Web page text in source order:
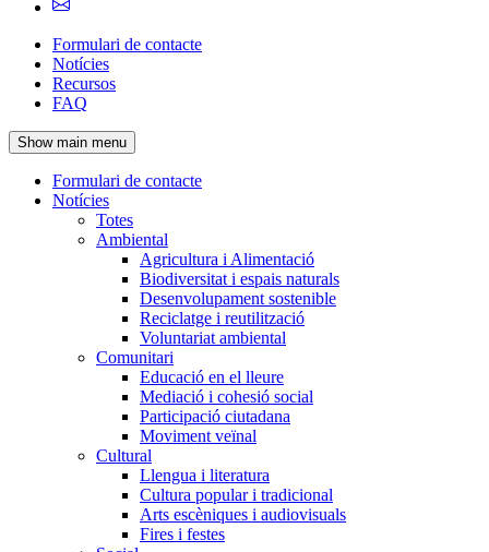
Navegació
principal
de
l'encapçalament
Formulari de contacte
Notícies
Recursos
FAQ
Show main menu
Navegació
principal
Formulari de contacte
Notícies
Totes
Ambiental
Agricultura i Alimentació
Biodiversitat i espais naturals
Desenvolupament sostenible
Reciclatge i reutilització
Voluntariat ambiental
Comunitari
Educació en el lleure
Mediació i cohesió social
Participació ciutadana
Moviment veïnal
Cultural
Llengua i literatura
Cultura popular i tradicional
Arts escèniques i audiovisuals
Fires i festes